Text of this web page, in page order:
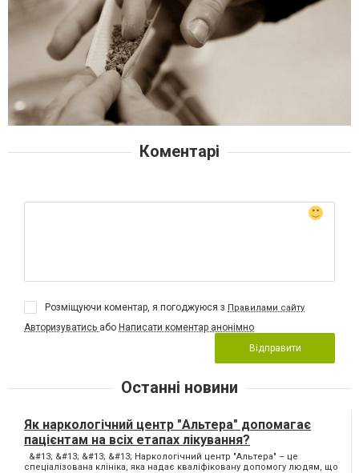
Коментарі
Розміщуючи коментар, я погоджуюся з Правилами сайту
Авторизуватись або Написати коментар анонімно
Відправити
Останні новини
Як наркологічний центр "Альтера" допомагає
пацієнтам на всіх етапах лікування?
&#13; &#13; &#13; &#13; Наркологічний центр "Альтера" – це
спеціалізована клініка, яка надає кваліфіковану допомогу людям, що